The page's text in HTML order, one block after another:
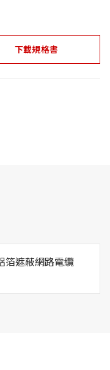
下載規格書
箔遮蔽網路電纜